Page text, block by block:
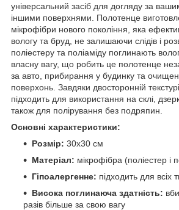
універсальний засіб для догляду за
іншими поверхнями. Полотенце
мікрофібри нового покоління, яка
вологу та бруд, не залишаючи слідів і
поліестеру та поліаміду поглинають
власну вагу, що робить це полотенце
за авто, прибирання у будинку та
поверхонь. Завдяки двосторонній
підходить для використання на склі,
також для полірування без подряпин.
Основні характеристики:
Розмір: 30x30 см
Матеріал: мікрофібра (поліестер і
Гіпоалергенне: підходить для всіх
Висока поглинаюча здатність:
разів більше за свою вагу